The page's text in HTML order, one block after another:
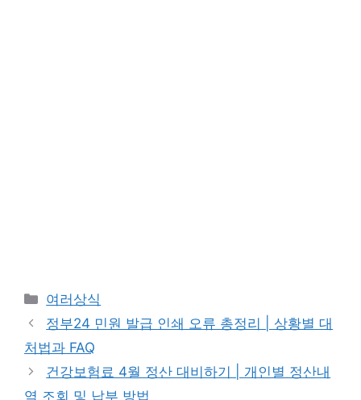
카
테
고
리
여러상식
정부24 민원 발급 인쇄 오류 총정리 | 상황별 대
처법과 FAQ
건강보험료 4월 정산 대비하기 | 개인별 정산내
역 조회 및 납부 방법